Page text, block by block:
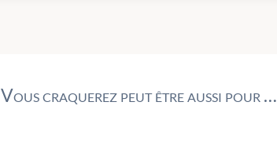
Vous craquerez peut être aussi pour …